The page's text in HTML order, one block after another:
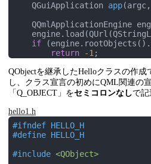
QGuiApplication app
QQmlApplicationEngine
if
return
-1 ;
return app.exec();
QObjectを継承したHelloクラスの作成
し、クラス宣言の初めにQML関連の
「Q_OBJECT」をセミコロンなしで記
hello1.h
#ifndef HELLO_H
#define HELLO_H
#include <QObject>